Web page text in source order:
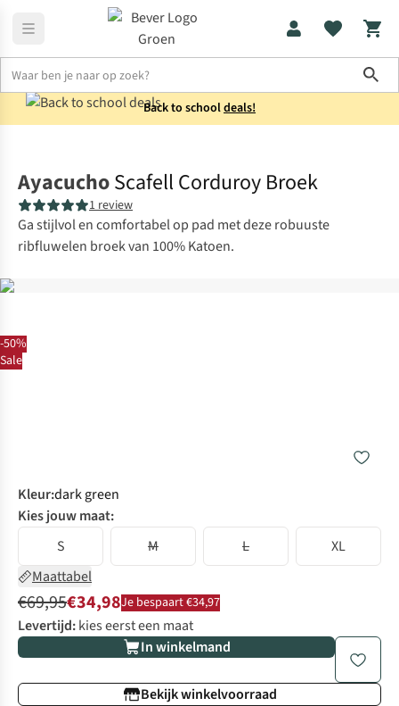
Back to schooldeals!
-50%
Sale
AyacuchoScafell Corduroy Broek
1 review
Ga stijlvol en comfortabel op pad met deze robuuste
ribfluwelen broek van 100% Katoen.
Kleur:dark green
Kies jouw maat:
S
M L
XL
Maattabel
€69,95€34,98Je bespaart €34,97
Levertijd:kies eerst een maat
In winkelmand
Bekijk winkelvoorraad